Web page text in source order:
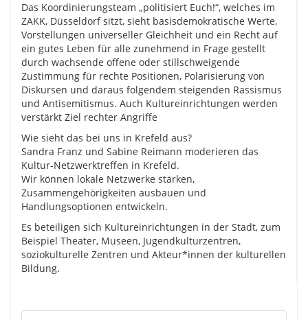
Das Koordinierungsteam „politisiert Euch!“, welches im
ZAKK, Düsseldorf sitzt, sieht basisdemokratische Werte,
Vorstellungen universeller Gleichheit und ein Recht auf
ein gutes Leben für alle zunehmend in Frage gestellt
durch wachsende offene oder stillschweigende
Zustimmung für rechte Positionen, Polarisierung von
Diskursen und daraus folgendem steigenden Rassismus
und Antisemitismus. Auch Kultureinrichtungen werden
verstärkt Ziel rechter Angriffe
Wie sieht das bei uns in Krefeld aus?
Sandra Franz und Sabine Reimann moderieren das
Kultur-Netzwerktreffen in Krefeld.
Wir können lokale Netzwerke stärken,
Zusammengehörigkeiten ausbauen und
Handlungsoptionen entwickeln.
Es beteiligen sich Kultureinrichtungen in der Stadt, zum
Beispiel Theater, Museen, Jugendkulturzentren,
soziokulturelle Zentren und Akteur*innen der kulturellen
Bildung.